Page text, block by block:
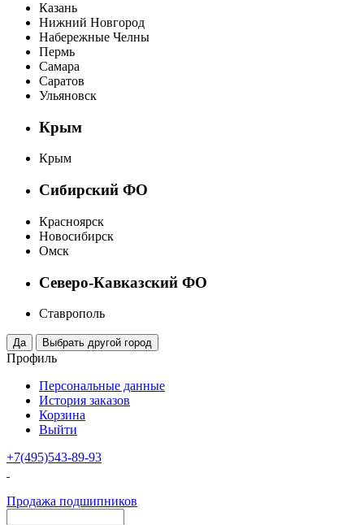
Казань
Нижний Новгород
Набережные Челны
Пермь
Самара
Саратов
Ульяновск
Крым
Крым
Сибирский ФО
Красноярск
Новосибирск
Омск
Северо-Кавказский ФО
Ставрополь
Профиль
Персональные данные
История заказов
Корзина
Выйти
+7(495)543-89-93
Продажа подшипников